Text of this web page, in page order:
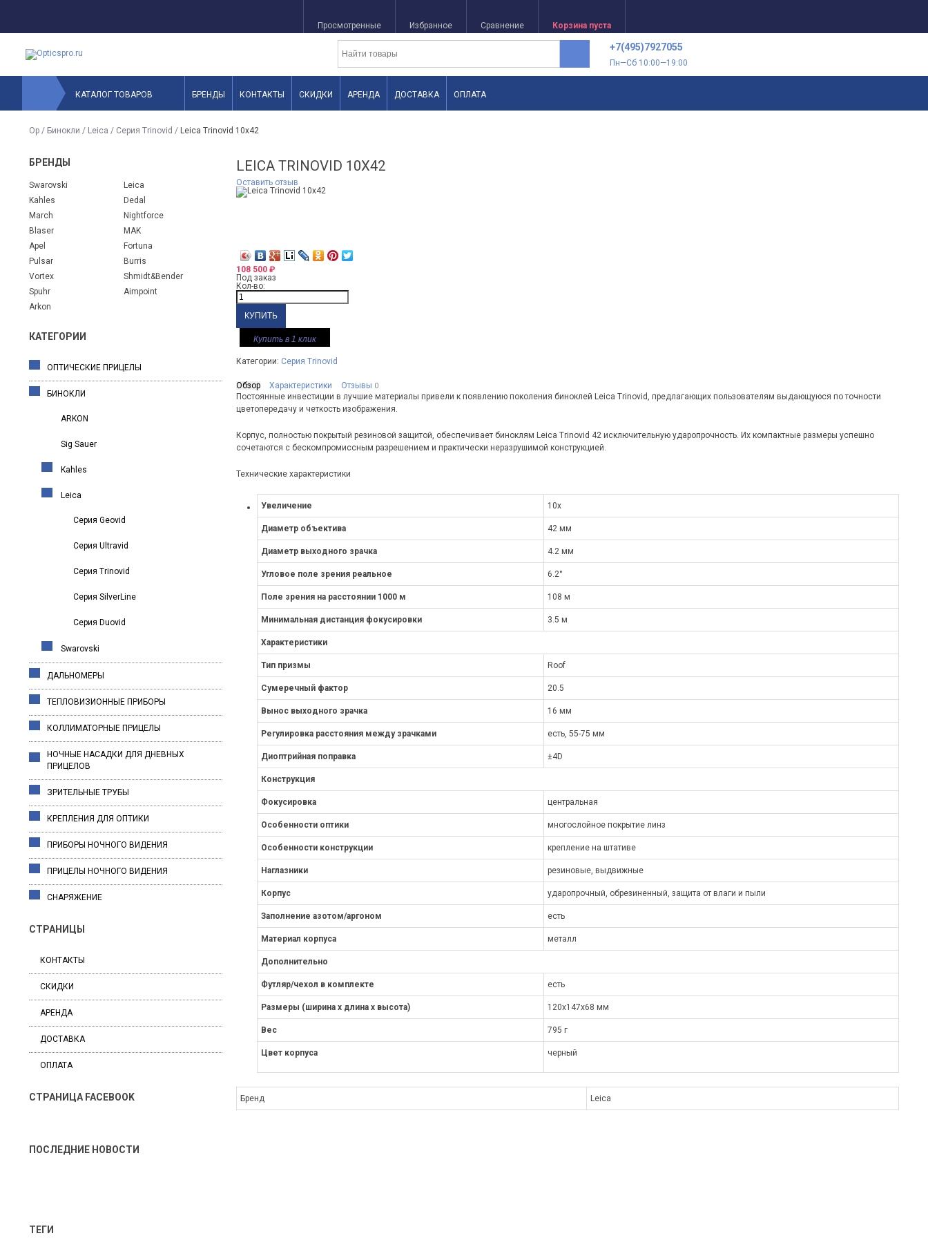
Просмотренные Избранное Сравнение Корзина пуста
+7(495)7927055
Пн—Сб 10:00—19:00
КАТАЛОГ ТОВАРОВ БРЕНДЫ КОНТАКТЫ СКИДКИ АРЕНДА ДОСТАВКА ОПЛАТА
Op / Бинокли / Leica / Серия Trinovid / Leica Trinovid 10x42
БРЕНДЫ
Swarovski
Leica
Kahles
Dedal
March
Nightforce
Blaser
MAK
Apel
Fortuna
Pulsar
Burris
Vortex
Shmidt&Bender
Spuhr
Aimpoint
Arkon
КАТЕГОРИИ
ОПТИЧЕСКИЕ ПРИЦЕЛЫ
БИНОКЛИ
ARKON
Sig Sauer
Kahles
Leica
Серия Geovid
Серия Ultravid
Серия Trinovid
Серия SilverLine
Серия Duovid
Swarovski
ДАЛЬНОМЕРЫ
ТЕПЛОВИЗИОННЫЕ ПРИБОРЫ
КОЛЛИМАТОРНЫЕ ПРИЦЕЛЫ
НОЧНЫЕ НАСАДКИ ДЛЯ ДНЕВНЫХ
ПРИЦЕЛОВ
ЗРИТЕЛЬНЫЕ ТРУБЫ
КРЕПЛЕНИЯ ДЛЯ ОПТИКИ
ПРИБОРЫ НОЧНОГО ВИДЕНИЯ
ПРИЦЕЛЫ НОЧНОГО ВИДЕНИЯ
СНАРЯЖЕНИЕ
СТРАНИЦЫ
КОНТАКТЫ
СКИДКИ
АРЕНДА
ДОСТАВКА
ОПЛАТА
СТРАНИЦА FACEBOOK
ПОСЛЕДНИЕ НОВОСТИ
ТЕГИ
LEICA TRINOVID 10X42
Оставить отзыв
108 500 ₽
Под заказ
Кол-во:
Купить в 1 клик
Категории: Серия Trinovid
Обзор Характеристики Отзывы 0
Постоянные инвестиции в лучшие материалы привели к появлению поколения биноклей Leica Trinovid, предлагающих пользователям выдающуюся по точности
цветопередачу и четкость изображения.
Корпус, полностью покрытый резиновой защитой, обеспечивает биноклям Leica Trinovid 42 исключительную ударопрочность. Их компактные размеры успешно
сочетаются с бескомпромиссным разрешением и практически неразрушимой конструкцией.
Технические характеристики
Увеличение 10x
Диаметр объектива 42 мм
Диаметр выходного зрачка 4.2 мм
Угловое поле зрения реальное 6.2°
Поле зрения на расстоянии 1000 м 108 м
Минимальная дистанция фокусировки 3.5 м
Характеристики
Тип призмы Roof
Сумеречный фактор 20.5
Вынос выходного зрачка 16 мм
Регулировка расстояния между зрачками есть, 55-75 мм
Диоптрийная поправка ±4D
Конструкция
Фокусировка центральная
Особенности оптики многослойное покрытие линз
Особенности конструкции крепление на штативе
Наглазники резиновые, выдвижные
Корпус ударопрочный, обрезиненный, защита от влаги и пыли
Заполнение азотом/аргоном есть
Материал корпуса металл
Дополнительно
Футляр/чехол в комплекте есть
Размеры (ширина x длина x высота) 120x147x68 мм
Вес 795 г
Цвет корпуса черный
Бренд Leica